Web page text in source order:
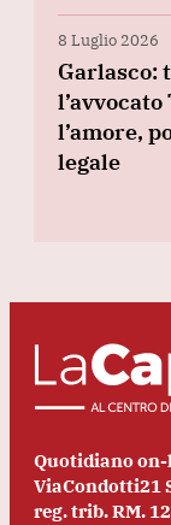
8 Luglio 2026
Garlasco:
l’amore,
legale
Quotidiano
ViaCondotti21
reg. trib. RM.